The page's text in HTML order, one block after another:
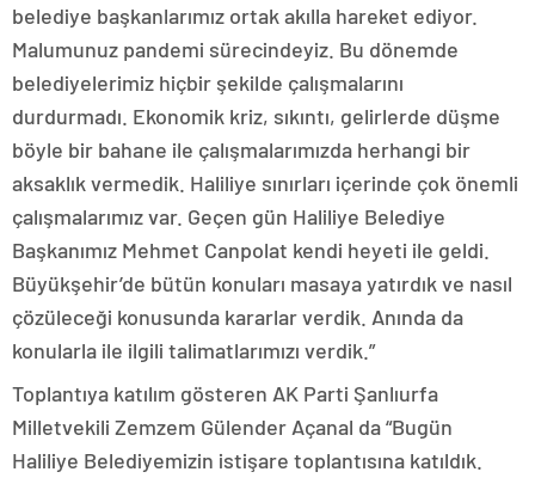
belediye başkanlarımız ortak akılla hareket ediyor.
Malumunuz pandemi sürecindeyiz. Bu dönemde
belediyelerimiz hiçbir şekilde çalışmalarını
durdurmadı. Ekonomik kriz, sıkıntı, gelirlerde düşme
böyle bir bahane ile çalışmalarımızda herhangi bir
aksaklık vermedik. Haliliye sınırları içerinde çok önemli
çalışmalarımız var. Geçen gün Haliliye Belediye
Başkanımız Mehmet Canpolat kendi heyeti ile geldi.
Büyükşehir’de bütün konuları masaya yatırdık ve nasıl
çözüleceği konusunda kararlar verdik. Anında da
konularla ile ilgili talimatlarımızı verdik.”
Toplantıya katılım gösteren AK Parti Şanlıurfa
Milletvekili Zemzem Gülender Açanal da “Bugün
Haliliye Belediyemizin istişare toplantısına katıldık.